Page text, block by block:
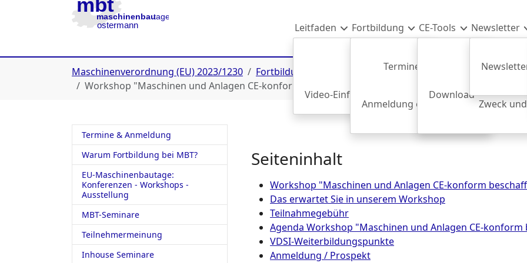
Zur Hauptnavigation
Leitfaden
Video-Einführung
AEU-Vertrag
Fortbildung
Termine & Anmeldung
Anmeldung einer Mitarbeiter*in
CE-Tools
Download
Zweck
Newsletter
Maschinenverordnung (EU) 2023/1230 Fortbildung 2018
Workshops
Workshop "Maschinen und Anlagen CE-konform beschaffen"
Seiteninhalt
Workshop "Maschinen und Anlagen CE-konform
Das erwartet Sie in unserem Workshop
Teilnahmegebühr
Agenda Workshop "Maschinen und Anlagen CE-konform
VDSI-Weiterbildungspunkte
Anmeldung / Prospekt
Termine & Anmeldung
Warum Fortbildung bei MBT?
EU-Maschinenbautage:
Konferenzen - Workshops -
Ausstellung
MBT-Seminare
Teilnehmermeinung
Inhouse Seminare